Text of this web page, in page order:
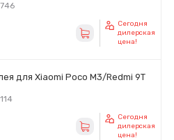
Сегодня
дилерская
цена!
для Xiaomi Poco M3/Redmi 9T
Сегодня
дилерская
цена!